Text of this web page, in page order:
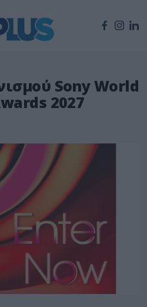
Sony World
2027